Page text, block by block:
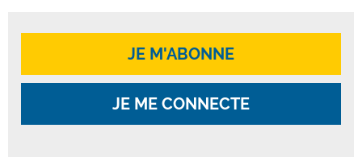
JE M'ABONNE
JE ME CONNECTE